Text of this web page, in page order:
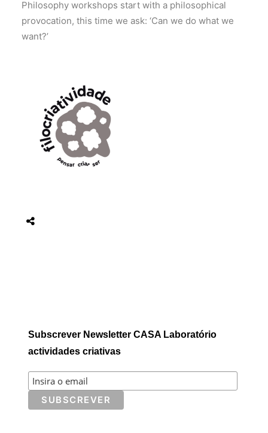
Philosophy workshops start with a philosophical
provocation, this time we ask: ‘Can we do what we
want?’
Subscrever Newsletter CASA Laboratório
actividades criativas